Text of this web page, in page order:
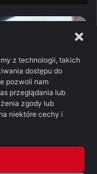
z technologii, takich
dostępu do
pozwoli nam
przeglądania lub
zgody lub
niektóre cechy i
3, odcinek